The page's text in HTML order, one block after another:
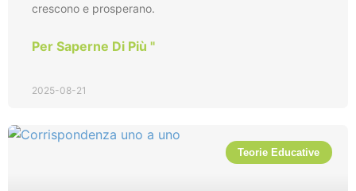
crescono e prosperano.
Per Saperne Di Più "
2025-08-21
Teorie Educative